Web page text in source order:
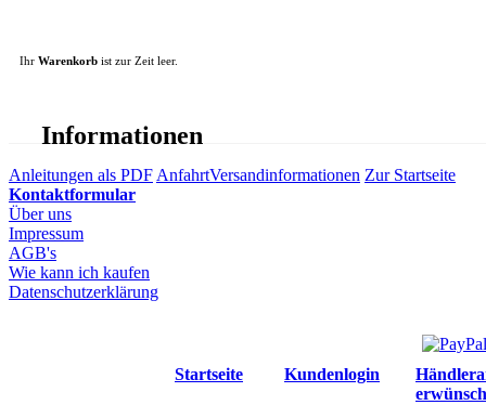
Ihr Warenkorb ist zur Zeit leer.
Informationen
Anleitungen als PDF AnfahrtVersandinformationen Zur Startseite
Kontaktformular
Über uns
Impressum
AGB's
Wie kann ich kaufen
Datenschutzerklärung
Startseite Kundenlogin